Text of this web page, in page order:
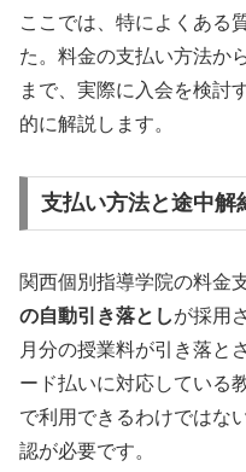
ここでは、特によくある
た。料金の支払い方法か
まで、実際に入会を検討
的に解説します。
支払い方法と途中解
関西個別指導学院の料金
の自動引き落としが採用
月分の授業料が引き落と
ード払いに対応している
で利用できるわけではな
認が必要です。